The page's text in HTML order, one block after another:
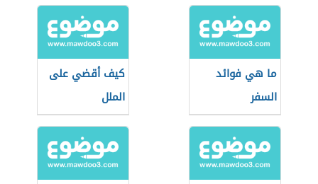
ما هي فوائد
السفر
كيف أقضي على
الملل